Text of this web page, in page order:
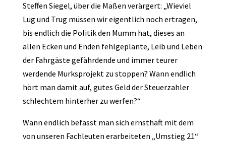
Steffen Siegel, über die Maßen verärgert: „Wieviel
Lug und Trug müssen wir eigentlich noch ertragen,
bis endlich die Politik den Mumm hat, dieses an
allen Ecken und Enden fehlgeplante, Leib und Leben
der Fahrgäste gefährdende und immer teurer
werdende Murksprojekt zu stoppen? Wann endlich
hört man damit auf, gutes Geld der Steuerzahler
schlechtem hinterher zu werfen?“
Wann endlich befasst man sich ernsthaft mit dem
von unseren Fachleuten erarbeiteten „Umstieg 21“